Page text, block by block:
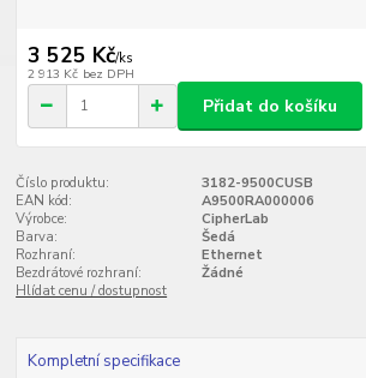
3 525 Kč/ks
2 913 Kč bez DPH
Přidat do košíku
Číslo produktu:
3182-9500CUSB
EAN kód:
A9500RA000006
Výrobce:
CipherLab
Barva:
Šedá
Rozhraní:
Ethernet
Bezdrátové rozhraní:
Žádné
Hlídat cenu / dostupnost
Kompletní specifikace